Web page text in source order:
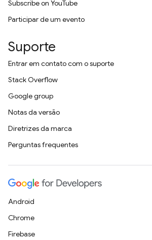
Subscribe on YouTube
Participar de um evento
Suporte
Entrar em contato com o suporte
Stack Overflow
Google group
Notas da versão
Diretrizes da marca
Perguntas frequentes
Android
Chrome
Firebase